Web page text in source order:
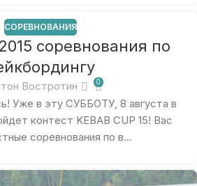
СОРЕВНОВАНИЯ
соревнования по
Востротин 0
Уже в эту СУББОТУ, 8 августа в
контест KEBAB CUP 15! Вас
соревнования по в...